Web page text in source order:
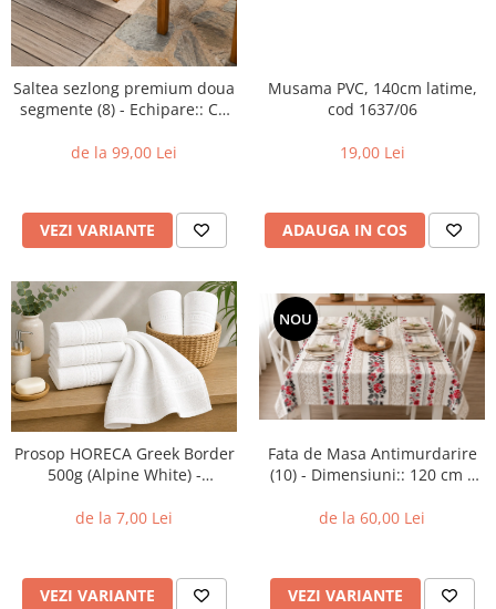
Saltea sezlong premium doua
segmente (8) - Echipare:: Cu
de la 99,00 Lei
VEZI VARIANTE
Musama PVC, 140cm latime,
cod 1637/06
19,00 Lei
ADAUGA IN COS
Prosop HORECA Greek Border
500g (Alpine White) -
de la 7,00 Lei
VEZI VARIANTE
NOU
Fata de Masa Antimurdarire
(10) - Dimensiuni:: 120 cm x
de la 60,00 Lei
VEZI VARIANTE